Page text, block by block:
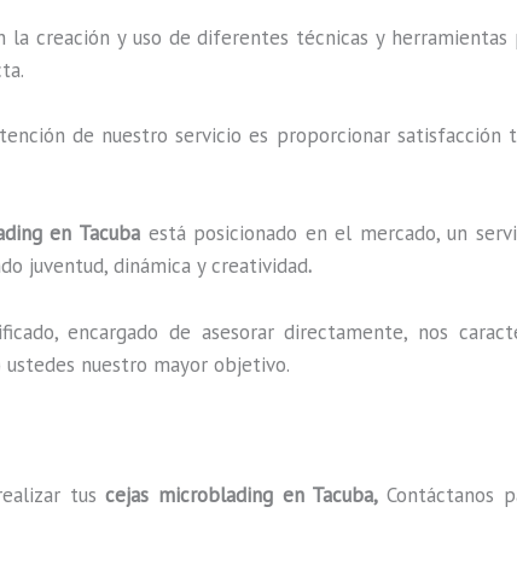
creación y uso de diferentes técnicas y
de nuestro servicio es proporcionar satisfacción
en Tacuba está posicionado en el mercado, un
juventud, dinámica y creatividad.
encargado de asesorar directamente, nos
ustedes nuestro mayor objetivo.
tuscejas microblading en Tacuba,Contáctanos